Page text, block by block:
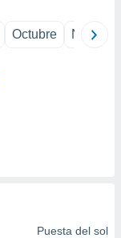
Octubre
Puesta del sol